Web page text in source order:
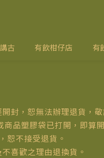
古 有飲柑仔店 有
封，恕無法辦理退貨，敬
商品塑膠袋已打開，即算開
恕不接受退貨。
喜歡之理由退換貨。